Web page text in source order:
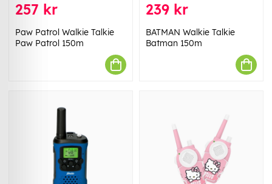
257 kr
Paw Patrol Walkie Talkie
Paw Patrol 150m
239 kr
BATMAN Walkie Talkie
Batman 150m